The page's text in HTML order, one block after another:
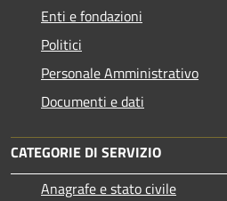
Enti e fondazioni
Politici
Personale Amministrativo
Documenti e dati
CATEGORIE DI SERVIZIO
Anagrafe e stato civile